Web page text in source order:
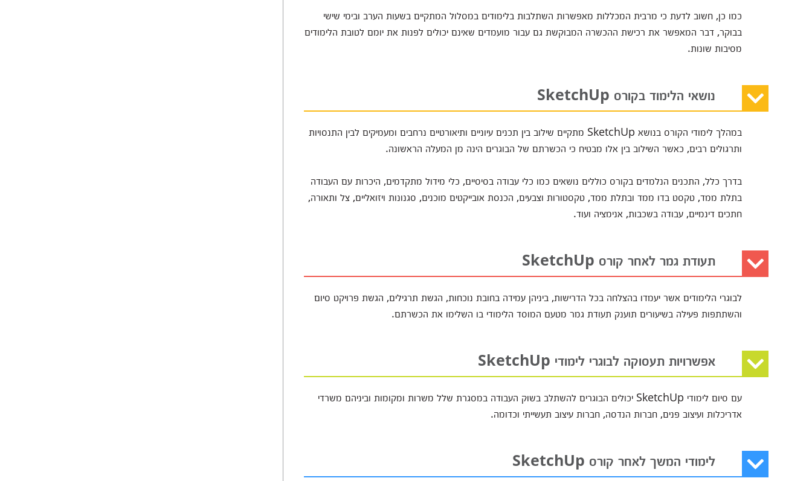
כמו כן, חשוב לדעת כי מרבית המכללות מאפשרות השתלבות בלימודים במסלול המתקיים בשעות הערב ובימי שישי
בבוקר, דבר המאפשר את רכישת ההכשרה המבוקשת גם עבור מועמדים שאינם יכולים לפנות את יומם לטובת הלימודים
מסיבות שונות.
נושאי הלימוד בקורס SketchUp
במהלך לימודי הקורס בנושא SketchUp מתקיים שילוב בין תכנים עיוניים ותיאורטיים נרחבים ומעמיקים לבין התנסויות
ותרגולים רבים, כאשר השילוב בין אלו מבטיח כי הכשרתם של הבוגרים הינה מן המעלה הראשונה.
בדרך כלל, התכנים הנלמדים בקורס כוללים נושאים כמו כלי עבודה בסיסיים, כלי מידול מתקדמים, היכרות עם העבודה
בתלת ממד, טקסט בדו ממד ובתלת ממד, טקסטורות וצבעים, הכנסת אובייקטים מוכנים, סגנונות ויזואליים, צל ותאורה,
חתכים דינמיים, עבודה בשכבות, אנימציה ועוד.
תעודת גמר לאחר קורס SketchUp
לבוגרי הלימודים אשר יעמדו בהצלחה בכל הדרישות, ביניהן עמידה בחובת נוכחות, הגשת תרגילים, הגשת פרויקט סיום
והשתתפות פעילה בשיעורים תוענק תעודת גמר מטעם המוסד הלימודי בו השלימו את הכשרתם.
אפשרויות תעסוקה לבוגרי לימודי SketchUp
עם סיום לימודי SketchUp יכולים הבוגרים להשתלב בשוק העבודה במסגרת שלל משרות ומקומות וביניהם משרדי
אדריכלות ועיצוב פנים, חברות הנדסה, חברות עיצוב תעשייתי וכדומה.
לימודי המשך לאחר קורס SketchUp